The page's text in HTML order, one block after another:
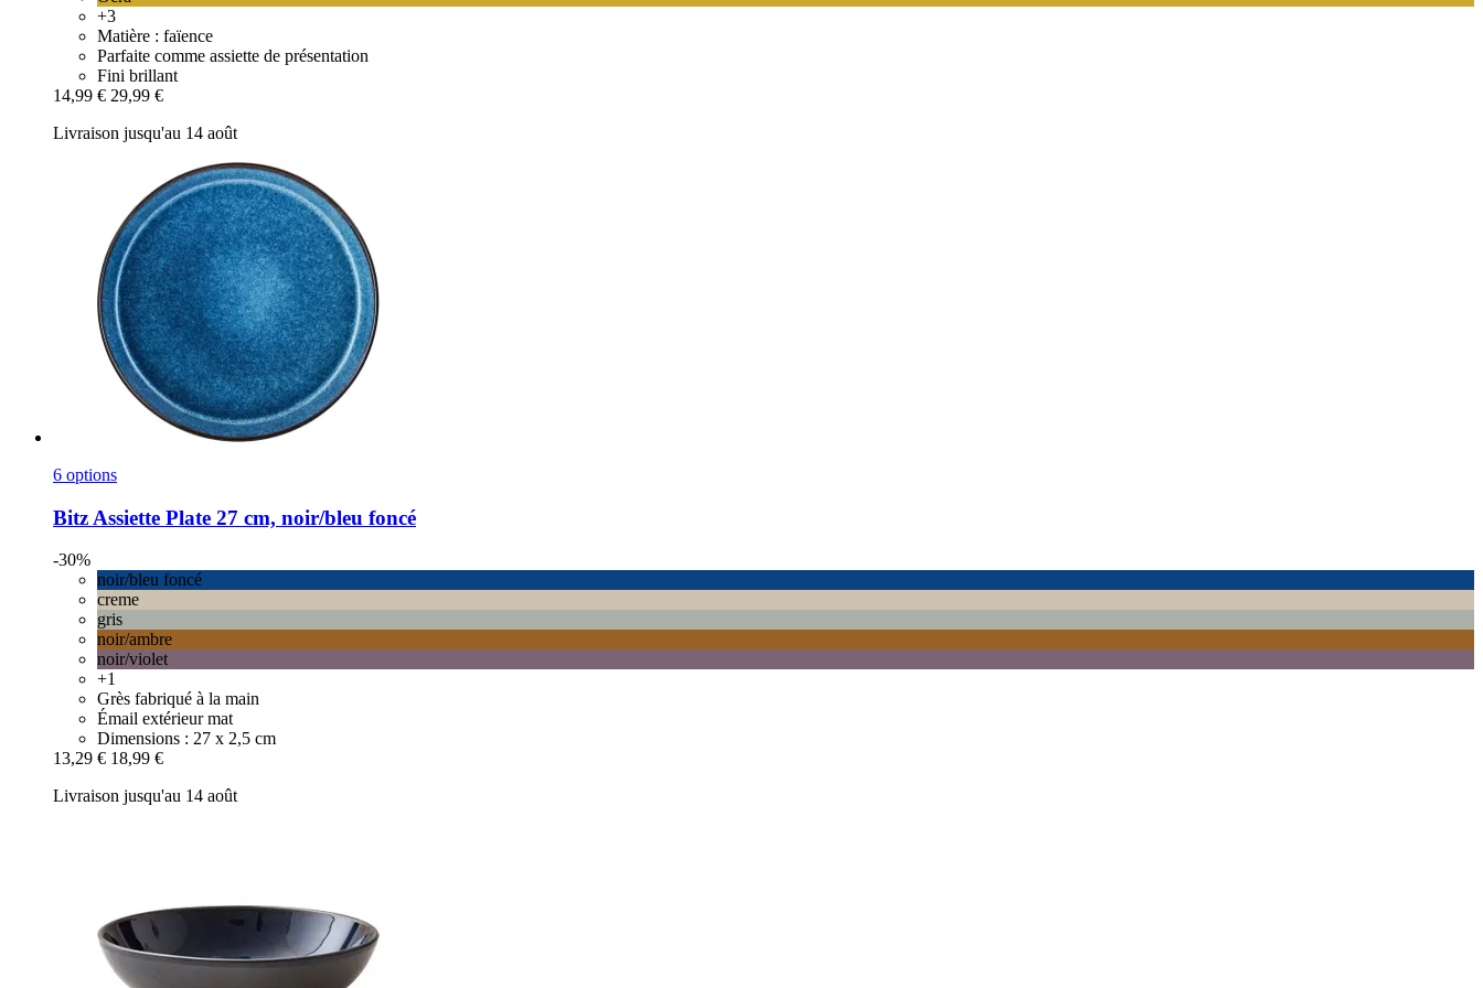
+3
Matière : faïence
Parfaite comme assiette de présentation
Fini brillant
14,99 € 29,99 €
Livraison jusqu'au 14 août
6 options
Bitz Assiette Plate 27 cm, noir/bleu foncé
-30%
noir/bleu foncé
creme
gris
noir/ambre
noir/violet
+1
Grès fabriqué à la main
Émail extérieur mat
Dimensions : 27 x 2,5 cm
13,29 € 18,99 €
Livraison jusqu'au 14 août